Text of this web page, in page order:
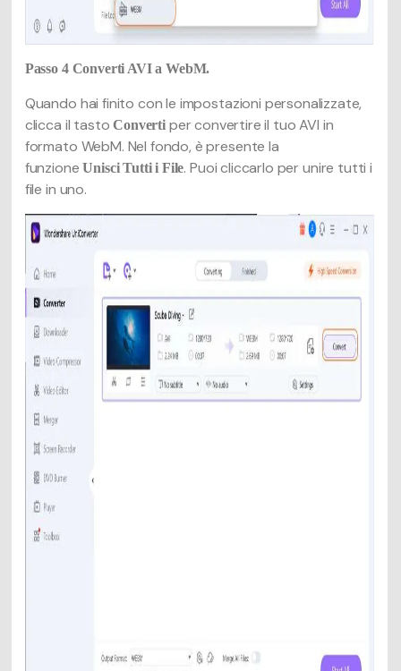
Passo 4 Converti AVI a WebM.
Quando hai finito con le impostazioni personalizzate,
clicca il tasto Converti per convertire il tuo AVI in
formato WebM. Nel fondo, è presente la
funzione Unisci Tutti i File. Puoi cliccarlo per unire tutti i
file in uno.